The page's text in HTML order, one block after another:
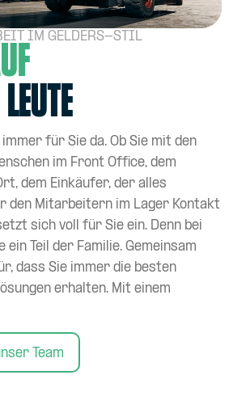
IM GELDERS-STIL
für Sie da. Ob Sie mit den
im Front Office, dem
dem Einkäufer, der alles
den Mitarbeitern im Lager Kontakt
sich voll für Sie ein. Denn bei
ein Teil der Familie. Gemeinsam
dass Sie immer die besten
erhalten. Mit einem
Team